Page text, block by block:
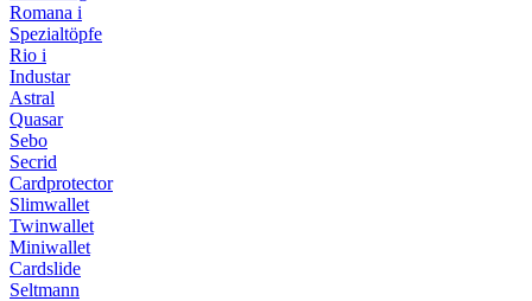
Romana i
Spezialtöpfe
Rio i
Industar
Astral
Quasar
Sebo
Secrid
Cardprotector
Slimwallet
Twinwallet
Miniwallet
Cardslide
Seltmann